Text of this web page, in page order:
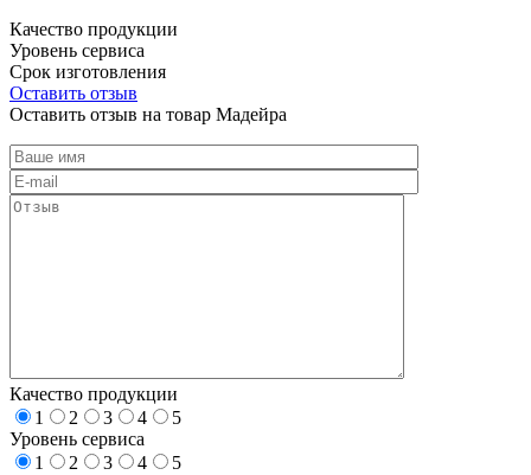
Качество продукции
Уровень сервиса
Срок изготовления
Оставить отзыв
Оставить отзыв на товар Мадейра
Качество продукции
1
2 3 4
5
Уровень сервиса
1
2 3 4
5